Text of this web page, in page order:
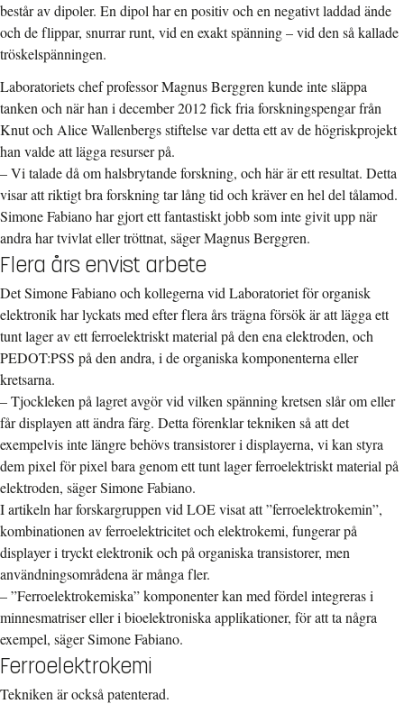
består av dipoler. En dipol har en positiv och en negativt laddad ände
och de flippar, snurrar runt, vid en exakt spänning – vid den så kallade
tröskelspänningen.
Laboratoriets chef professor Magnus Berggren kunde inte släppa
tanken och när han i december 2012 fick fria forskningspengar från
Knut och Alice Wallenbergs stiftelse var detta ett av de högriskprojekt
han valde att lägga resurser på.
– Vi talade då om halsbrytande forskning, och här är ett resultat. Detta
visar att riktigt bra forskning tar lång tid och kräver en hel del tålamod.
Simone Fabiano har gjort ett fantastiskt jobb som inte givit upp när
andra har tvivlat eller tröttnat, säger Magnus Berggren.
Flera års envist arbete
Det Simone Fabiano och kollegerna vid Laboratoriet för organisk
elektronik har lyckats med efter flera års trägna försök är att lägga ett
tunt lager av ett ferroelektriskt material på den ena elektroden, och
PEDOT:PSS på den andra, i de organiska komponenterna eller
kretsarna.
– Tjockleken på lagret avgör vid vilken spänning kretsen slår om eller
får displayen att ändra färg. Detta förenklar tekniken så att det
exempelvis inte längre behövs transistorer i displayerna, vi kan styra
dem pixel för pixel bara genom ett tunt lager ferroelektriskt material på
elektroden, säger Simone Fabiano.
I artikeln har forskargruppen vid LOE visat att ”ferroelektrokemin”,
kombinationen av ferroelektricitet och elektrokemi, fungerar på
displayer i tryckt elektronik och på organiska transistorer, men
användningsområdena är många fler.
– ”Ferroelektrokemiska” komponenter kan med fördel integreras i
minnesmatriser eller i bioelektroniska applikationer, för att ta några
exempel, säger Simone Fabiano.
Ferroelektrokemi
Tekniken är också patenterad.